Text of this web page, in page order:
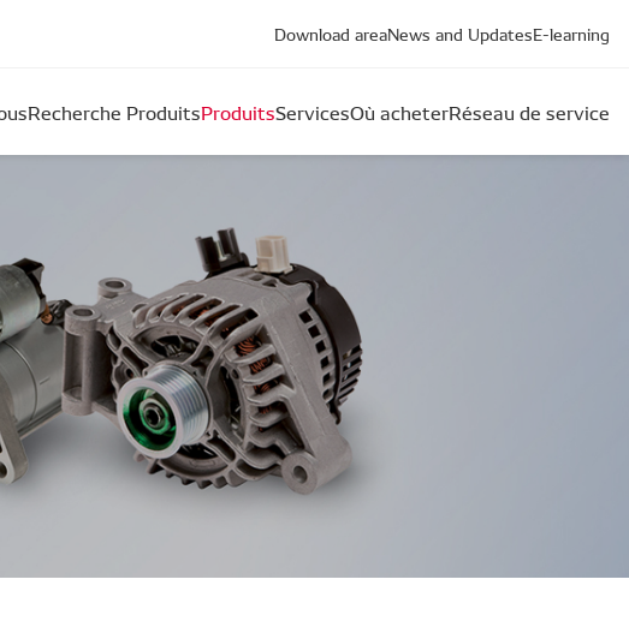
Download areaNews and UpdatesE-learning
Recherche ProduitsProduitsServicesOù acheterRéseau de service